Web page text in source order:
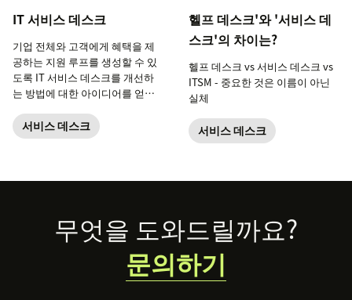
IT 서비스 데스크
기업 전체와 고객에게 혜택을 제
공하는 지원 루프를 생성할 수 있
도록 IT 서비스 데스크를 개선하
는 방법에 대한 아이디어를 얻으
서비스 데스크
헬프 데스크'와 '서비스 데
스크'의 차이는?
헬프 데스크 vs 서비스 데스크 vs
ITSM - 중요한 것은 이름이 아닌
실체
서비스 데스크
Footer무엇을 도와드릴까요?
문의하기